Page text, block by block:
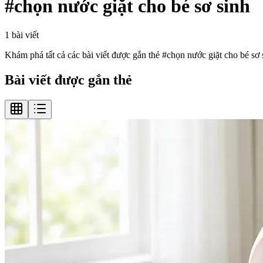
#chọn nước giặt cho bé sơ sinh
1 bài viết
Khám phá tất cả các bài viết được gắn thẻ #chọn nước giặt cho bé sơ
Bài viết được gắn thẻ